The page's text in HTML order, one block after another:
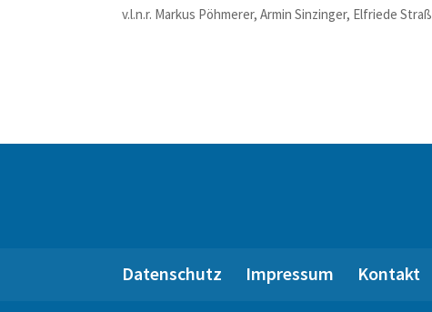
v.l.n.r. Markus Pöhmerer, Armin Sinzinger, Elfriede
Datenschutz Impressum Kontakt